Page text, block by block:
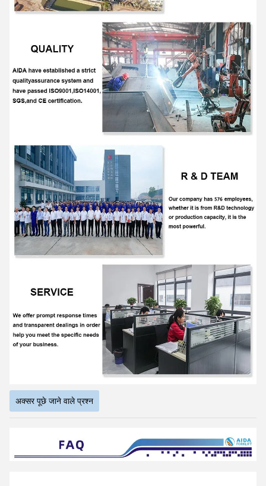
अक्सर पूछे जाने वाले प्रश्न